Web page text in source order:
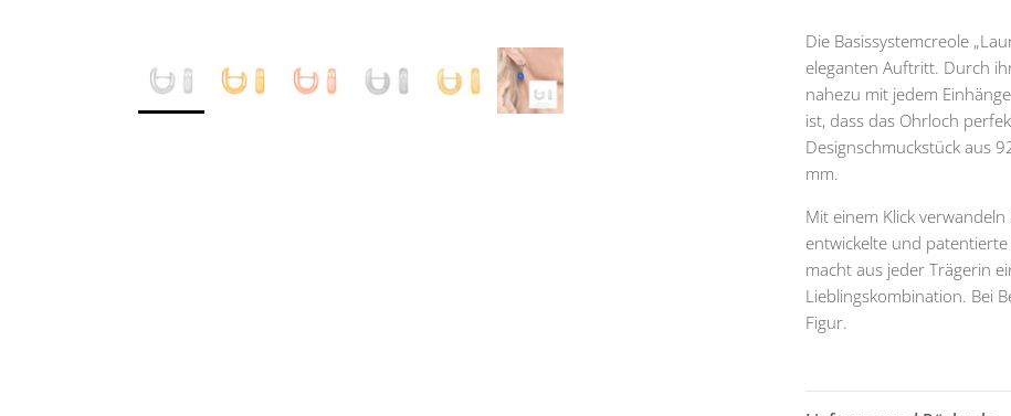
Die Basissystemcreole
eleganten Auftritt. Durch
nahezu mit jedem
ist, dass das Ohrloch
Designschmuckstück aus
mm.
Mit einem Klick
entwickelte und
macht aus jeder Trägerin
Lieblingskombination. Bei
Figur.